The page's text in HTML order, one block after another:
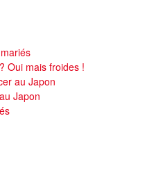
Oui mais froides !
au Japon
Japon